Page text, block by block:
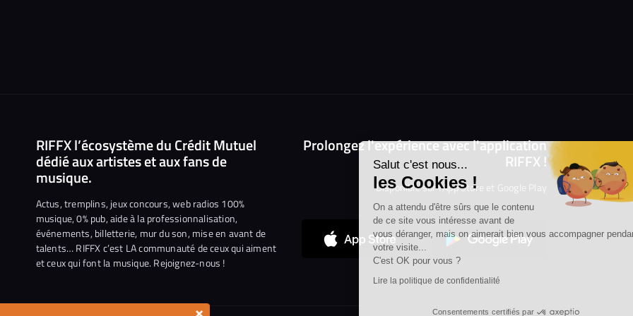
Salut c'est nous...
les Cookies !
On a attendu d'être sûrs que le contenu
de ce site vous intéresse avant de
vous déranger, mais on aimerait bien vous accompagner pendant
votre visite...
C'est OK pour vous ?
Lire la politique de confidentialité
Consentements certifiés par
RIFFX l’écosystème du Crédit Mutuel
dédié aux artistes et aux fans de
musique.
Actus, tremplins, jeux concours, web radios 100%
musique, 0% pub, aide à la professionnalisation,
événements, billetterie, mur du son, mise en avant de
talents… RIFFX c’est LA communauté de ceux qui aiment
et ceux qui font la musique. Rejoignez-nous !
Prolongez l'expérience avec l'application
RIFFX !
Disponible sur l'App Store et Google Play